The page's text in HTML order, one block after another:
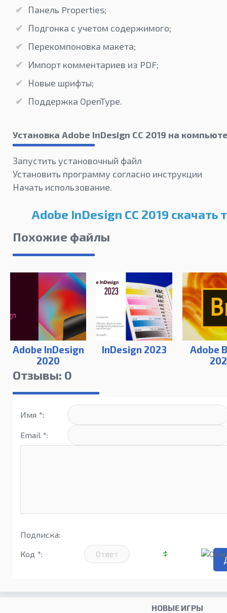
Панель Properties;
Подгонка с учетом содержимого;
Перекомпоновка макета;
Импорт комментариев из PDF;
Новые шрифты;
Поддержка OpenType.
Установка Adobe InDesign CC 2019 на
Запустить установочный файл
Установить программу согласно инструкции
Начать использование.
Adobe InDesign CC 2019 скачать
Похожие файлы
Adobe InDesign
2020
InDesign 2023
Adobe
Отзывы: 0
Имя *:
Email *:
Подписка:
Код *:
НОВЫЕ ИГРЫ